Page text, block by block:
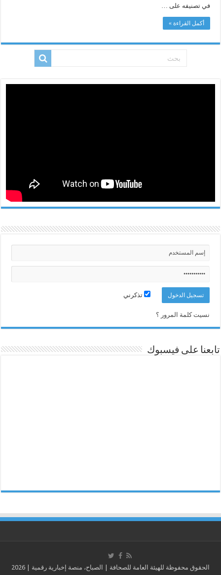
في تصنيفه على …
أكمل القراءة »
تذكرني
نسيت كلمة المرور ؟
تابعنا على فيسبوك
الحقوق محفوظة للهيئة العامة للصحافة | الصباح، منصة إخبارية رقمية | 2026